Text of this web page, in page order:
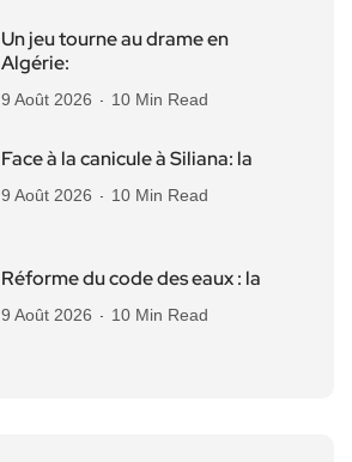
Un jeu tourne au drame en
Algérie:
9 Août 2026 10 Min Read
Face à la canicule à Siliana: la
9 Août 2026 10 Min Read
Réforme du code des eaux : la
9 Août 2026 10 Min Read